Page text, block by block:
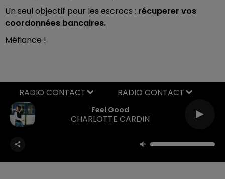
Un seul objectif pour les escrocs : récuperer vos
coordonnées bancaires.
Méfiance !
Feel Good
CHARLOTTE CARDIN
RADIO CONTACT